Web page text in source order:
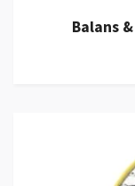
Balans